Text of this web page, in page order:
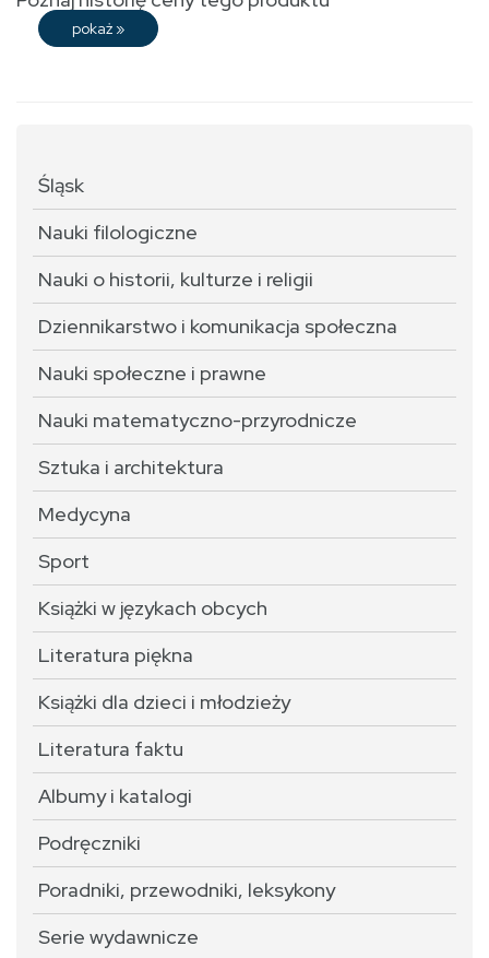
pokaż »
Śląsk
Nauki filologiczne
Nauki o historii, kulturze i religii
Dziennikarstwo i komunikacja społeczna
Nauki społeczne i prawne
Nauki matematyczno-przyrodnicze
Sztuka i architektura
Medycyna
Sport
Książki w językach obcych
Literatura piękna
Książki dla dzieci i młodzieży
Literatura faktu
Albumy i katalogi
Podręczniki
Poradniki, przewodniki, leksykony
Serie wydawnicze